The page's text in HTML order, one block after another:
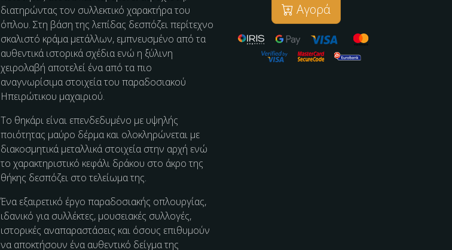
διατηρώντας τον συλλεκτικό χαρακτήρα του
όπλου. Στη βάση της λεπίδας δεσπόζει περίτεχνο
σκαλιστό κράμα μετάλλων, εμπνευσμένο από τα
αυθεντικά ιστορικά σχέδια ενώ η ξύλινη
χειρολαβή αποτελεί ένα από τα πιο
αναγνωρίσιμα στοιχεία του παραδοσιακού
Ηπειρώτικου μαχαιριού.
Το θηκάρι είναι επενδεδυμένο με υψηλής
ποιότητας μαύρο δέρμα και ολοκληρώνεται με
διακοσμητικά μεταλλικά στοιχεία στην αρχή ενώ
το χαρακτηριστικό κεφάλι δράκου στο άκρο της
θήκης δεσπόζει στο τελείωμα της.
Ένα εξαιρετικό έργο παραδοσιακής οπλουργίας,
ιδανικό για συλλέκτες, μουσειακές συλλογές,
ιστορικές αναπαραστάσεις και όσους επιθυμούν
να αποκτήσουν ένα αυθεντικό δείγμα της
Αγορά